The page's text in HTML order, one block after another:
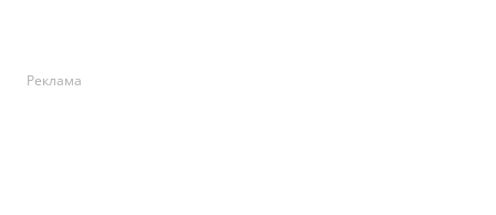
Реклама